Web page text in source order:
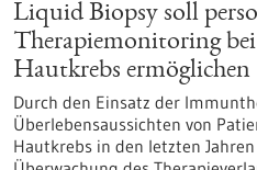
Liquid Biopsy soll
Therapiemonitoring bei
Hautkrebs ermöglichen
Durch den Einsatz der
Überlebensaussichten von
Hautkrebs in den letzten